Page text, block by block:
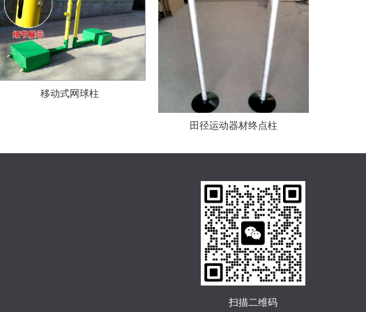
移动式网球柱
田径运动器材终点柱
扫描二维码